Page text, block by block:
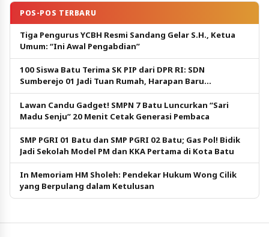
POS-POS TERBARU
Tiga Pengurus YCBH Resmi Sandang Gelar S.H., Ketua
Umum: “Ini Awal Pengabdian”
100 Siswa Batu Terima SK PIP dari DPR RI: SDN
Sumberejo 01 Jadi Tuan Rumah, Harapan Baru
Pendidikan Gratis
Lawan Candu Gadget! SMPN 7 Batu Luncurkan “Sari
Madu Senju” 20 Menit Cetak Generasi Pembaca
SMP PGRI 01 Batu dan SMP PGRI 02 Batu; Gas Pol! Bidik
Jadi Sekolah Model PM dan KKA Pertama di Kota Batu
In Memoriam HM Sholeh: Pendekar Hukum Wong Cilik
yang Berpulang dalam Ketulusan